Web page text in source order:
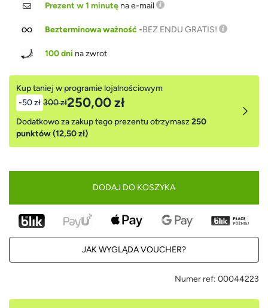
Prezent w 1 minutę na e-mail
Bezterminowa ważność-BEZ ENDU GRATIS!
100 dni na zwrot
Kup taniej w programie lojalnościowym
-50 zł 300 zł250,00 zł
Dodatkowo za zakup tego prezentu otrzymasz250
punktów (12,50 zł)
DODAJ DO KOSZYKA
JAK WYGLĄDA VOUCHER?
Numer ref: 00044223